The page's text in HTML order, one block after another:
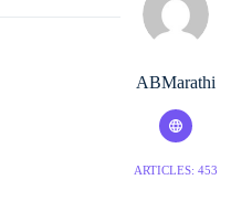
ABMarathi
ARTICLES: 453